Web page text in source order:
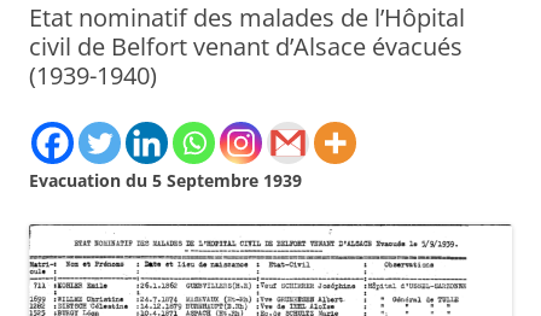
Etat nominatif des malades de l’Hôpital
civil de Belfort venant d’Alsace évacués
(1939-1940)
Evacuation du 5 Septembre 1939